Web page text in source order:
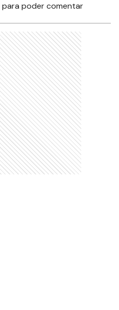
para poder comentar